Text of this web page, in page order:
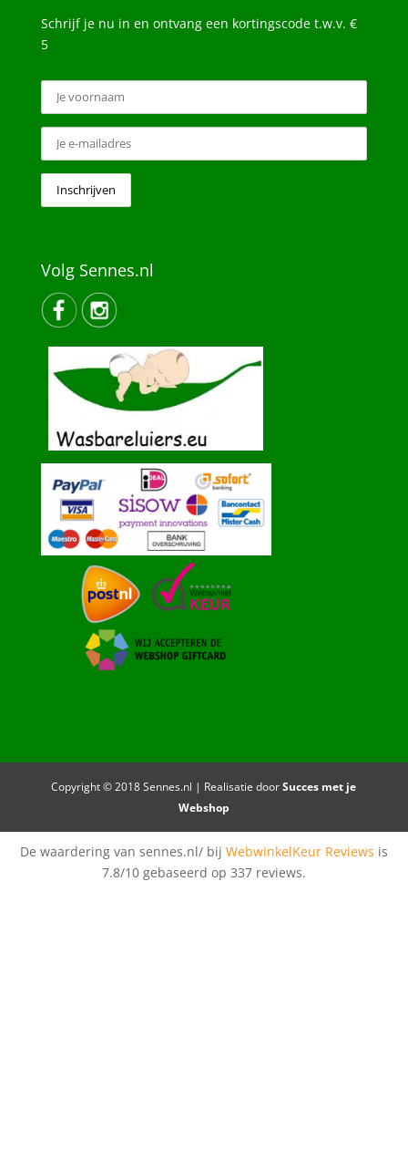
Schrijf je nu in en ontvang een kortingscode t.w.v. €
5
Volg Sennes.nl
Copyright © 2018 Sennes.nl | Realisatie doorSucces met je
Webshop
De waardering van sennes.nl/ bij WebwinkelKeur Reviews is
7.8/10 gebaseerd op 337 reviews.